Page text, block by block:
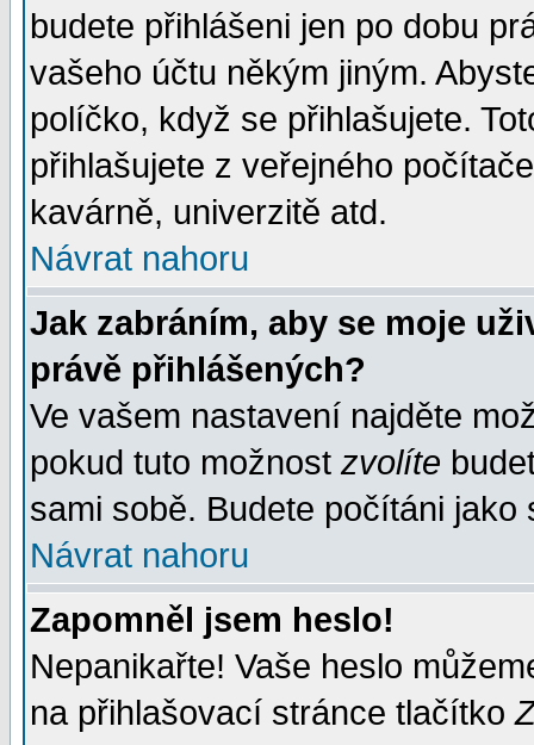
budete přihlášeni jen po dobu
vašeho účtu někým jiným.
políčko, když se přihlašujete.
přihlašujete z veřejného
kavárně, univerzitě atd.
Návrat nahoru
Jak zabráním, aby se moje
právě přihlášených?
Ve vašem nastavení najděte
pokud tuto možnost zvolíte
sami sobě. Budete počítáni jako
Návrat nahoru
Zapomněl jsem heslo!
Nepanikařte! Vaše heslo
na přihlašovací stránce tlačítko